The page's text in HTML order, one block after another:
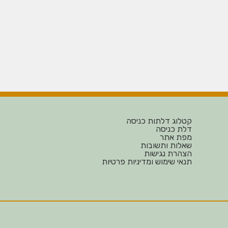
קטלוג דלתות כניסה
דלת כניסה
מפת אתר
שאלות ותשובות
הצהרת נגישות
תנאי שימוש ומדיניות פרטיות